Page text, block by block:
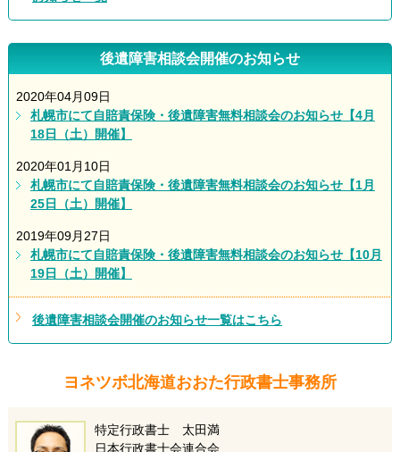
後遺障害相談会開催のお知らせ
2020年04月09日
札幌市にて自賠責保険・後遺障害無料相談会のお知らせ【4月
18日（土）開催】
2020年01月10日
札幌市にて自賠責保険・後遺障害無料相談会のお知らせ【1月
25日（土）開催】
2019年09月27日
札幌市にて自賠責保険・後遺障害無料相談会のお知らせ【10月
19日（土）開催】
後遺障害相談会開催のお知らせ一覧はこちら
ヨネツボ北海道おおた行政書士事務所
特定行政書士 太田満
日本行政書士会連合会